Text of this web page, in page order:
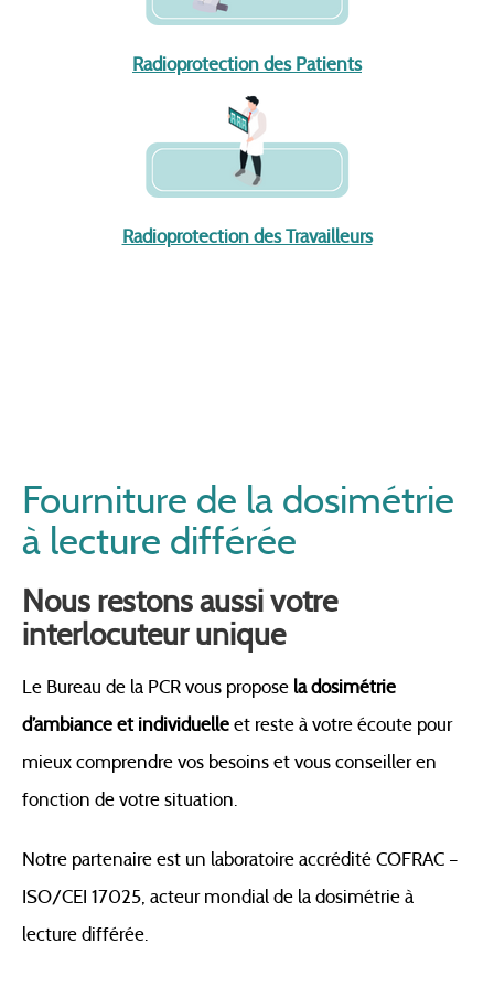
Radioprotection des Patients
Radioprotection des Travailleurs
Fourniture de la dosimétrie
à lecture différée
Nous restons aussi votre
interlocuteur unique
Le Bureau de la PCR vous propose la dosimétrie
d’ambiance et individuelleet reste à votre écoute pour
mieux comprendre vos besoins et vous conseiller en
fonction de votre situation.
Notre partenaire est un laboratoire accrédité COFRAC –
ISO/CEI 17025, acteur mondial de la dosimétrie à
lecture différée.